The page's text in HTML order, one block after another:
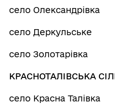
село Олександрівка
село Деркульське
село Золотарівка
КРАСНОТАЛІВСЬКА
село Красна Талівка